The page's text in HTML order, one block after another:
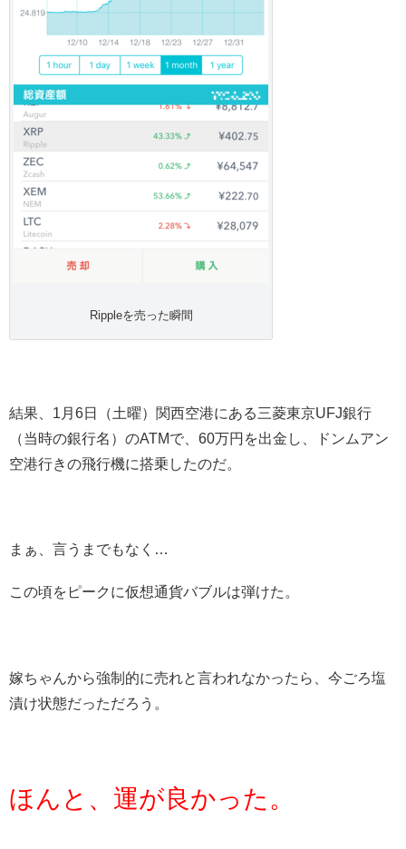
Rippleを売った瞬間
結果、1月6日（土曜）関西空港にある三菱東京UFJ銀行
（当時の銀行名）のATMで、60万円を出金し、ドンムアン
空港行きの飛行機に搭乗したのだ。
まぁ、言うまでもなく…
この頃をピークに仮想通貨バブルは弾けた。
嫁ちゃんから強制的に売れと言われなかったら、今ごろ塩
漬け状態だっただろう。
ほんと、運が良かった。